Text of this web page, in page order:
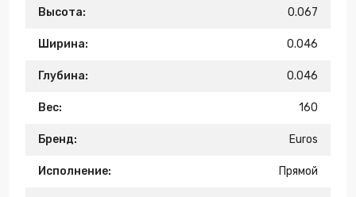
Высота: 0.067
Ширина: 0.046
Глубина: 0.046
Вес: 160
Бренд: Euros
Исполнение: Прямой